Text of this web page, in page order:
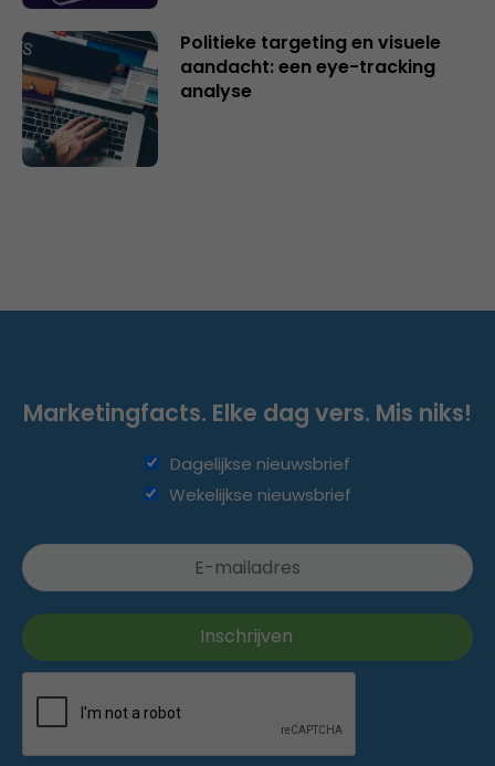
Politieke targeting en visuele
aandacht: een eye-tracking
analyse
Marketingfacts. Elke dag vers. Mis niks!
Dagelijkse nieuwsbrief
Wekelijkse nieuwsbrief